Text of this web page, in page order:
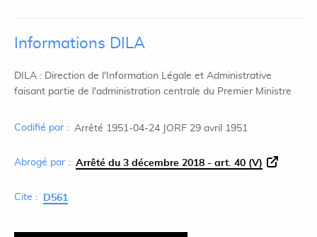
Informations DILA
DILA : Direction de l'Information Légale et Administrative
faisant partie de l'administration centrale du Premier Ministre
Codifié par : Arrêté 1951-04-24 JORF 29 avril 1951
Abrogé par : Arrêté du 3 décembre 2018 - art. 40 (V)
Cite : D561